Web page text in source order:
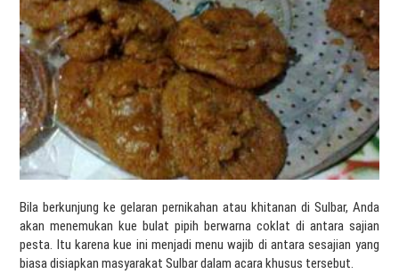
Bila berkunjung ke gelaran pernikahan atau khitanan di Sulbar, Anda
akan menemukan kue bulat pipih berwarna coklat di antara sajian
pesta. Itu karena kue ini menjadi menu wajib di antara sesajian yang
biasa disiapkan masyarakat Sulbar dalam acara khusus tersebut.